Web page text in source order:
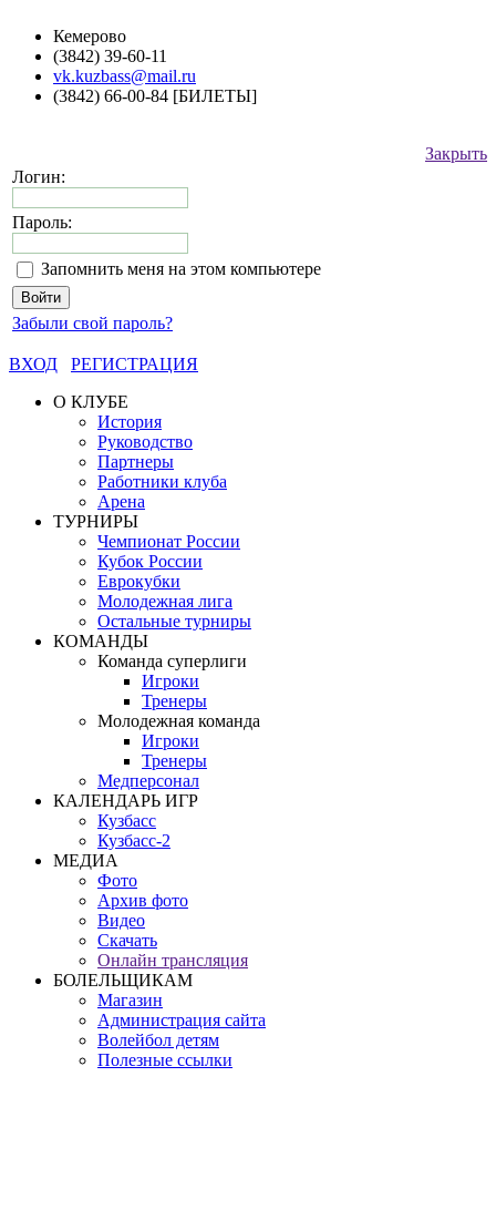
Кемерово
(3842) 39-60-11
vk.kuzbass@mail.ru
(3842) 66-00-84 [БИЛЕТЫ]
Закрыть
Логин:
Пароль:
Запомнить меня на этом компьютере
Забыли свой пароль?
ВХОД
РЕГИСТРАЦИЯ
О КЛУБЕ
История
Руководство
Партнеры
Работники клуба
Арена
ТУРНИРЫ
Чемпионат России
Кубок России
Еврокубки
Молодежная лига
Остальные турниры
КОМАНДЫ
Команда суперлиги
Игроки
Тренеры
Молодежная команда
Игроки
Тренеры
Медперсонал
КАЛЕНДАРЬ ИГР
Кузбасс
Кузбасс-2
МЕДИА
Фото
Архив фото
Видео
Скачать
Онлайн трансляция
БОЛЕЛЬЩИКАМ
Магазин
Администрация сайта
Волейбол детям
Полезные ссылки